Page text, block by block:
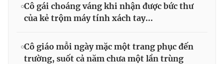
Cô gái choáng váng khi nhận được bức thư
của kẻ trộm máy tính xách tay...
Cô giáo mỗi ngày mặc một trang phục đến
trường, suốt cả năm chưa một lần trùng